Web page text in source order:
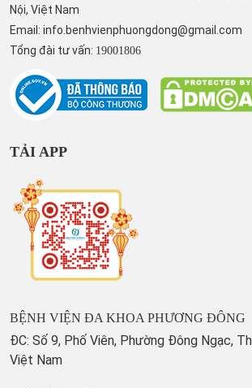
Nội, Việt Nam
Email: info.benhvienphuongdong@gmail.com
Tổng đài tư vấn: 19001806
TẢI APP
BỆNH VIỆN ĐA KHOA PHƯƠNG ĐÔNG
ĐC: Số 9, Phố Viên, Phường Đông Ngạc,
Việt Nam